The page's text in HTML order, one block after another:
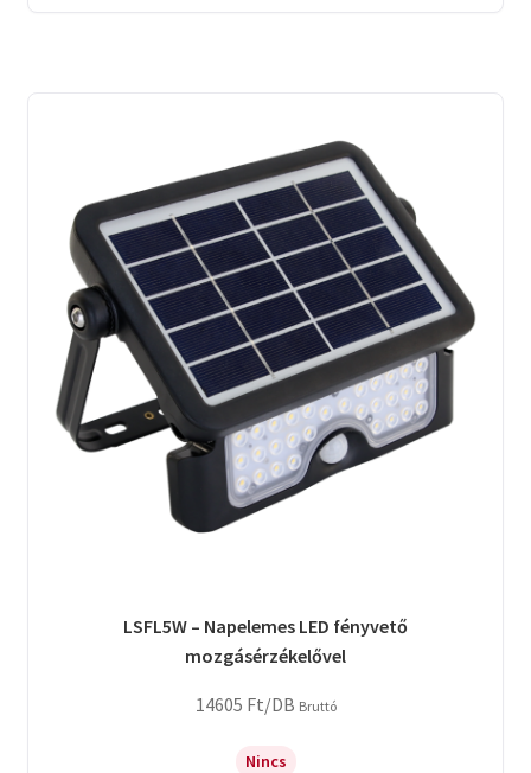
LSFL5W – Napelemes LED fényvető
mozgásérzékelővel
14605 Ft/DB Bruttó
Nincs